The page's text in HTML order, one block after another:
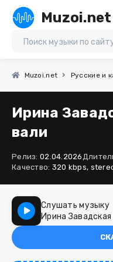
Muzoi.net
Muzoi.net Русские и
Ирина
вали
Релиз: 02.04.2026
Качество: 320 kbps,
Слушать музыку
Ирина